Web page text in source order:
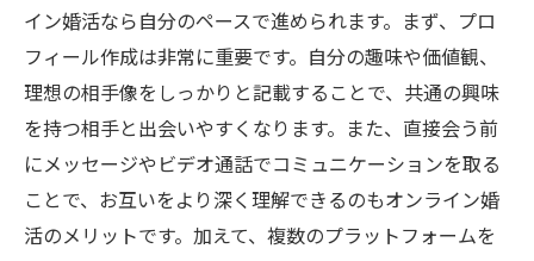
イン婚活なら自分のペースで進められます。まず、プロ
フィール作成は非常に重要です。自分の趣味や価値観、
理想の相手像をしっかりと記載することで、共通の興味
を持つ相手と出会いやすくなります。また、直接会う前
にメッセージやビデオ通話でコミュニケーションを取る
ことで、お互いをより深く理解できるのもオンライン婚
活のメリットです。加えて、複数のプラットフォームを